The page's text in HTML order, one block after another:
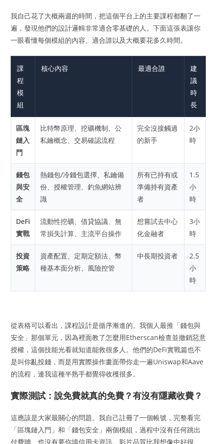
我自己花了大概兩週的時間，把這個平台上的主要課程都翻了一
遍，發現他們的設計邏輯非常適合零基礎的人。下面這張表讓你
一眼看懂每個模組的內容、適合誰以及大概要花多久時間。
課
程
模
組
核心內容 最適合誰
建
議
時
長
區塊
鏈入
門
比特幣原理、挖礦機制、公
私鑰概念、交易確認流程
完全沒接觸過
的新手
2小
時
錢包
與安
全
熱錢包/冷錢包選擇、私鑰備
份、授權管理、釣魚網站辨
識
所有已持有或
準備持有資產
者
1.5
小
時
DeFi
實戰
流動性挖礦、借貸協議、無
常損失計算、主流平台操作
想嘗試去中心
化金融者
3小
時
投資
策略
資產配置、定期定額法、幣
種基本面分析、風險控管
中長期投資者
2.5
小
時
從表格可以看出，課程設計是循序漸進的。我個人最推「錢包與
安全」那個單元，因為裡面教了怎麼用Etherscan檢查並撤銷惡意
授權，這個技能光看就知道能救很多人。他們的DeFi實戰篇也不
是叫你亂投錢，而是用實際操作畫面帶你走一遍Uniswap和Aave
的流程，連我這種半熟手都覺得收穫很多。
實際測試：說免費就真的免費？有沒有隱藏收費？
這應該是大家最關心的問題。我自己註冊了一個帳號，完整看完
「區塊鏈入門」和「錢包安全」兩個模組，過程中沒有任何跳出
付費牆、也沒有要你填信用卡資訊。影片品質比我想像中好很